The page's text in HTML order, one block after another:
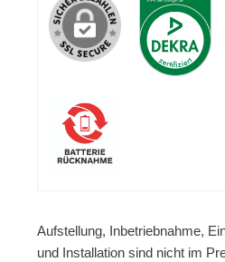
Aufstellung, Inbetriebnahme,
und Installation sind nicht im